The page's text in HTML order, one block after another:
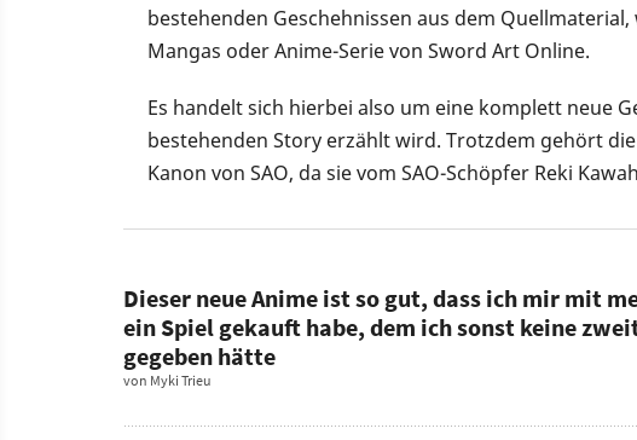
bestehenden Geschehnissen aus dem
Mangas oder Anime-Serie von Sword Art Online.
Es handelt sich hierbei also um eine komplett neue
bestehenden Story erzählt wird. Trotzdem gehört
Kanon von SAO, da sie vom SAO-Schöpfer Reki
Dieser neue Anime ist so gut, dass ich mir mit
ein Spiel gekauft habe, dem ich sonst keine
gegeben hätte
von Myki Trieu